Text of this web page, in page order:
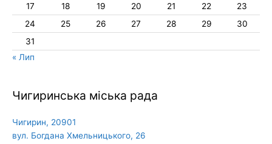
17
18 19 20 21 22
23
24
25 26 27 28 29
30
31
« Лип
Чигиринська міська рада
Чигирин, 20901
вул. Богдана Хмельницького, 26